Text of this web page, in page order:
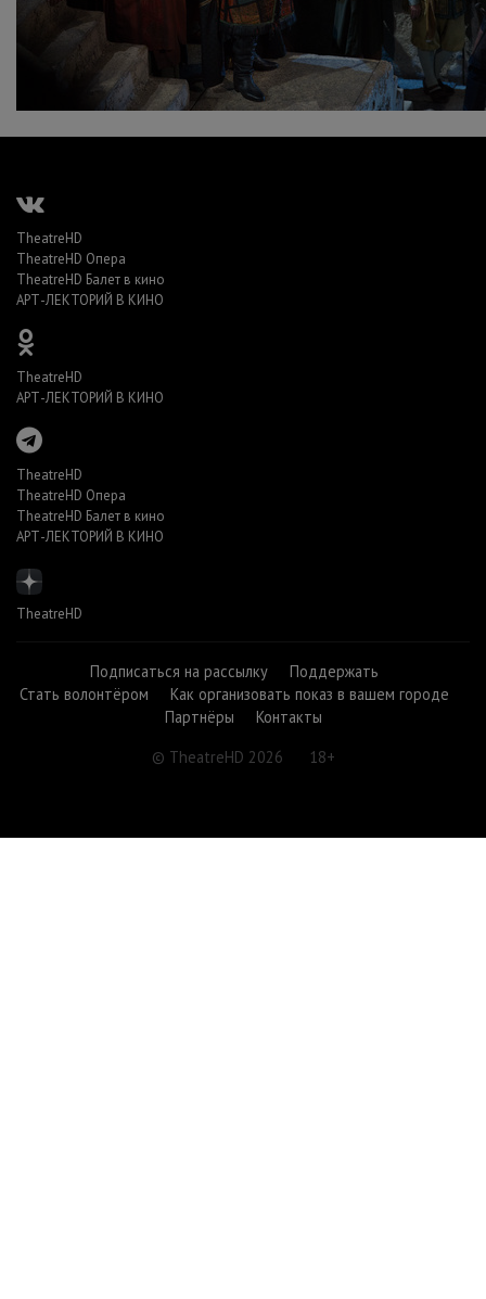
TheatreHD
TheatreHD Опера
TheatreHD Балет в кино
АРТ-ЛЕКТОРИЙ В КИНО
TheatreHD
АРТ-ЛЕКТОРИЙ В КИНО
TheatreHD
TheatreHD Опера
TheatreHD Балет в кино
АРТ-ЛЕКТОРИЙ В КИНО
TheatreHD
Подписаться на рассылку
Поддержать
Стать волонтёром
Как организовать показ в вашем городе
Партнёры
Контакты
© TheatreHD 2026
18+